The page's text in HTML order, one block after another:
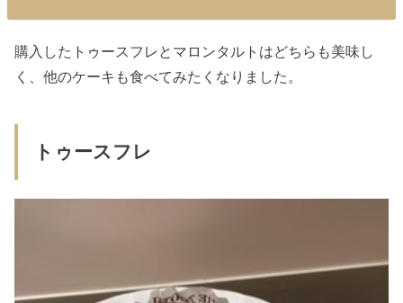
購入したトゥースフレとマロンタルトはどちらも美味し
く、他のケーキも食べてみたくなりました。
トゥースフレ